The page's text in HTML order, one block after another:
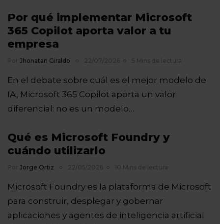
Por qué implementar Microsoft
365 Copilot aporta valor a tu
empresa
Por Jhonatan Giraldo 22/07/2026 5 Mins de lectura
En el debate sobre cuál es el mejor modelo de
IA, Microsoft 365 Copilot aporta un valor
diferencial: no es un modelo…
Qué es Microsoft Foundry y
cuándo utilizarlo
Por Jorge Ortiz 22/05/2026 10 Mins de lectura
Microsoft Foundry es la plataforma de Microsoft
para construir, desplegar y gobernar
aplicaciones y agentes de inteligencia artificial